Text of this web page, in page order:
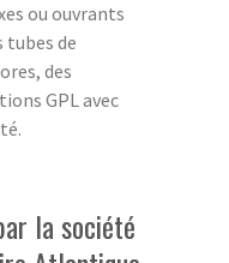
ou ouvrants
tubes de
des
GPL avec
la société